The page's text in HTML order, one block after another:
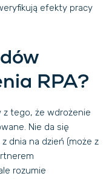
efekty pracy
RPA?
tego, że wdrożenie
Nie da się
dnia na dzień (może z
rozumie